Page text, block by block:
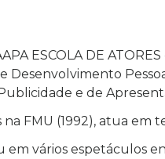
ESCOLA DE
Desenvolvimento
e de
FMU (1992), atua em
em vários espetáculos